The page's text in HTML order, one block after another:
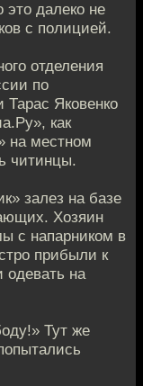
это далеко не
с полицией.
отделения
по
Яковенко
как
на местном
читинцы.
залез на базе
Хозяин
с напарником в
прибыли к
одевать на
Тут же